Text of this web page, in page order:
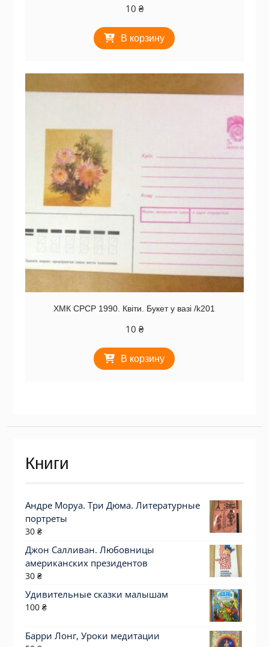
10 ₴
В корзину
ХМК СРСР 1990. Квіти. Букет у вазі /k201
10 ₴
В корзину
Книги
Андре Моруа. Три Дюма. Литературные
портреты
30 ₴
Джон Салливан. Любовницы
американских президентов
30 ₴
Удивительные сказки малышам
100 ₴
Барри Лонг, Уроки медитации